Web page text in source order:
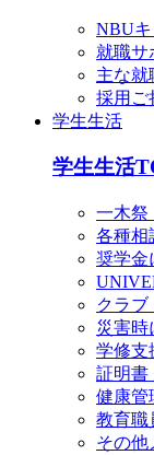
NBU
就職サ
主な就
採用ご
学生生活
学生生活
一木祭
各種相
奨学金
クラブ
災害時
学修支
証明書
健康管
教育職
その他